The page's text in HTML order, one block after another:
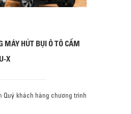
MÁY HÚT BỤI Ô TÔ CẦM
X
Quý khách hàng chương trình